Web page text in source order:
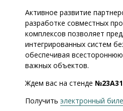
Активное развитие
разработке совместных
комплексов позволяет
интегрированных систем
обеспечивая
важных объектов.
Ждем вас на стенде
Получить электронный